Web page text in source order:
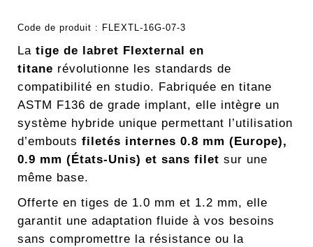
Code de produit : FLEXTL-16G-07-3
La tige de labret Flexternal en
titane révolutionne les standards de
compatibilité en studio. Fabriquée en titane
ASTM F136 de grade implant, elle intègre un
système hybride unique permettant l’utilisation
d’embouts filetés internes 0.8 mm (Europe),
0.9 mm (États-Unis) et sans filet sur une
même base.
Offerte en tiges de 1.0 mm et 1.2 mm, elle
garantit une adaptation fluide à vos besoins
sans compromettre la résistance ou la